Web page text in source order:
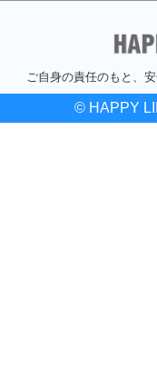
ご自身の責任のもと、
© HAPPY